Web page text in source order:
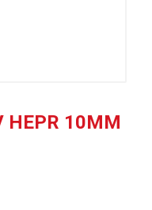
HEPR 10MM